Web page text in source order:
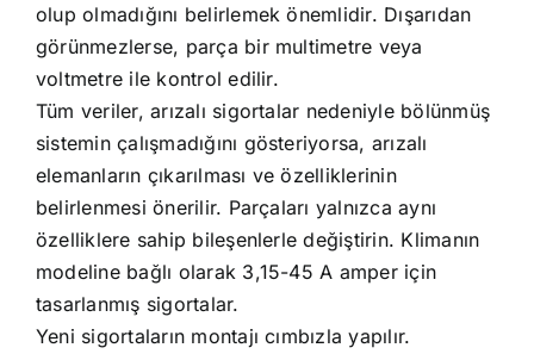
olup olmadığını belirlemek önemlidir. Dışarıdan
görünmezlerse, parça bir multimetre veya
voltmetre ile kontrol edilir.
Tüm veriler, arızalı sigortalar nedeniyle bölünmüş
sistemin çalışmadığını gösteriyorsa, arızalı
elemanların çıkarılması ve özelliklerinin
belirlenmesi önerilir. Parçaları yalnızca aynı
özelliklere sahip bileşenlerle değiştirin. Klimanın
modeline bağlı olarak 3,15-45 A amper için
tasarlanmış sigortalar.
Yeni sigortaların montajı cımbızla yapılır.